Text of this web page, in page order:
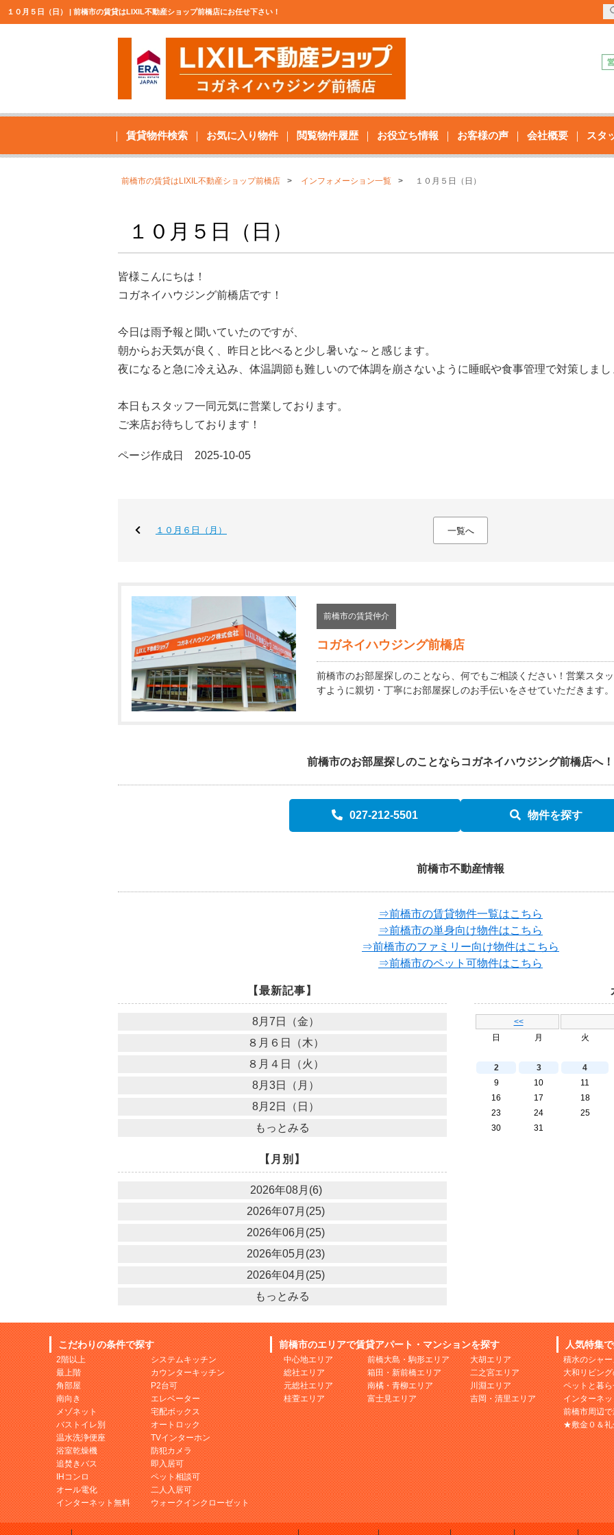
１０月５日（日） | 前橋市の賃貸はLIXIL不動産ショップ前橋店にお任せ下さい！
賃貸物件検索 お気に入り物件 閲覧物件履歴 お役立ち情報 お客様の声 会社概要 スタ
前橋市の賃貸はLIXIL不動産ショップ前橋店 インフォメーション一覧 １０月５日（日）
１０月５日（日）
皆様こんにちは！
コガネイハウジング前橋店です！
今日は雨予報と聞いていたのですが、
朝からお天気が良く、昨日と比べると少し暑いな～と感じます。
夜になると急に冷え込み、体温調節も難しいので体調を崩さないように睡眠や食事管理で対策しまし
本日もスタッフ一同元気に営業しております。
ご来店お待ちしております！
ページ作成日 2025-10-05
１０月６日（月） 一覧へ
前橋市の賃貸仲介
コガネイハウジング前橋店
前橋市のお部屋探しのことなら、何でもご相談ください！営業スタ
すように親切・丁寧にお部屋探しのお手伝いをさせていただきます。
前橋市のお部屋探しのことなら コガネイハウジング前橋店へ！
027-212-5501 物件を探す
前橋市不動産情報
⇒前橋市の賃貸物件一覧はこちら
⇒前橋市の単身向け物件はこちら
⇒前橋市のファミリー向け物件はこちら
⇒前橋市のペット可物件はこちら
【最新記事】
8月7日（金）
８月６日（木）
８月４日（火）
8月3日（月）
8月2日（日）
もっとみる
<<
日
月 火
2
3 4
9
10 11
16
17 18
23
24 25
30
31
【月別】
2026年08月(6)
2026年07月(25)
2026年06月(25)
2026年05月(23)
2026年04月(25)
もっとみる
こだわりの条件で探す
2階以上
最上階
角部屋
南向き
メゾネット
バストイレ別
温水洗浄便座
浴室乾燥機
追焚きバス
IHコンロ
オール電化
インターネット無料
システムキッチン
カウンターキッチン
P2台可
エレベーター
宅配ボックス
オートロック
TVインターホン
防犯カメラ
即入居可
ペット相談可
二人入居可
ウォークインクローゼット
前橋市のエリアで賃貸アパート・マンションを探す
中心地エリア
総社エリア
元総社エリア
桂萱エリア
前橋大島・駒形エリア
箱田・新前橋エリア
南橘・青柳エリア
富士見エリア
大胡エリア
二之宮エリア
川淵エリア
吉岡・清里エリア
人気特集
積水のシャ
大和リビン
ペットと暮
インターネ
前橋市周辺
★敷金０＆